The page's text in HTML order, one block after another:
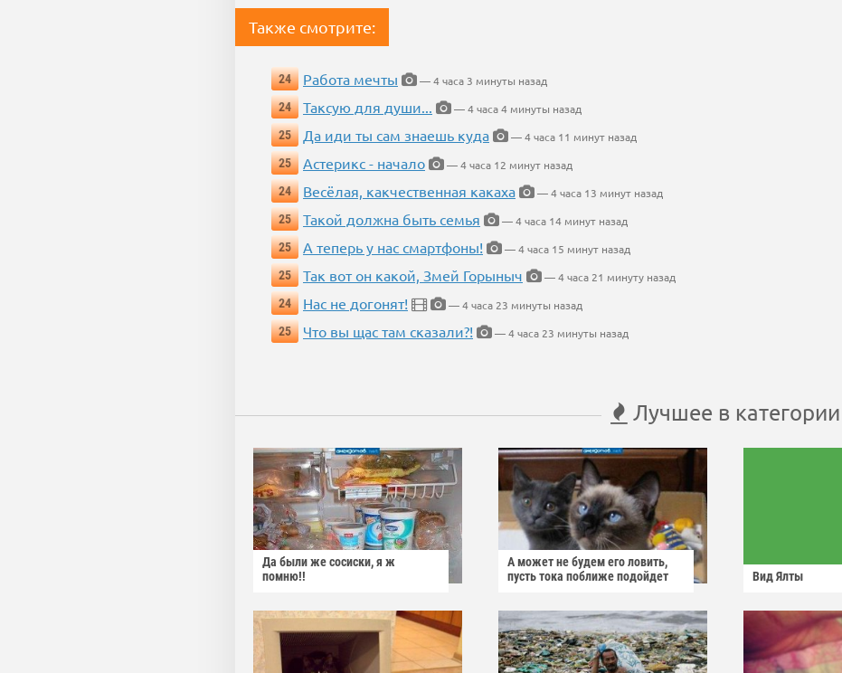
Также смотрите:
24 Работа мечты
— 4 часа 3 минуты назад
24
Таксую для души...
— 4 часа 4 минуты назад
25
Да иди ты сам знаешь куда
— 4 часа 11 минут назад
25
Астерикс - начало
— 4 часа 12 минут назад
24
Весёлая, какчественная какаха
— 4 часа 13 минут назад
25
Такой должна быть семья
— 4 часа 14 минут назад
25
А теперь у нас смартфоны!
— 4 часа 15 минут назад
25
Так вот он какой, Змей Горыныч
— 4 часа 21 минуту назад
24
Нас не догонят!
— 4 часа 23 минуты назад
25
Что вы щас там сказали?! — 4 часа 23 минуты назад
Лучшее в категории
Да были же сосиски, я ж
помню!!
А может не будем его ловить,
пусть тока поближе подойдет
Вид Ялты